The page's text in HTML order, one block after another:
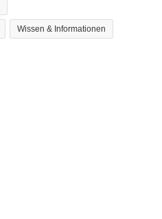
Wissen & Informationen